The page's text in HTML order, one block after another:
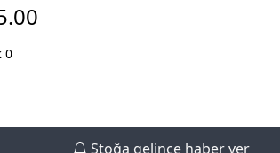
0
Stoğa gelince haber ver